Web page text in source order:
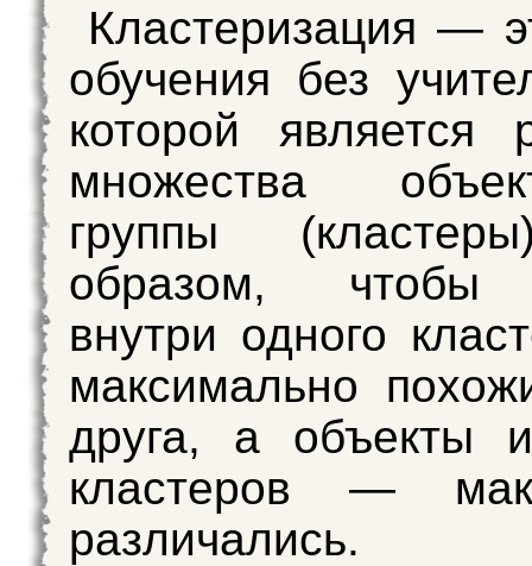
Кластеризация —
обучения без
которой является
множества
группы
образом, чтобы
внутри одного
максимально
друга, а объекты
кластеров —
различались.